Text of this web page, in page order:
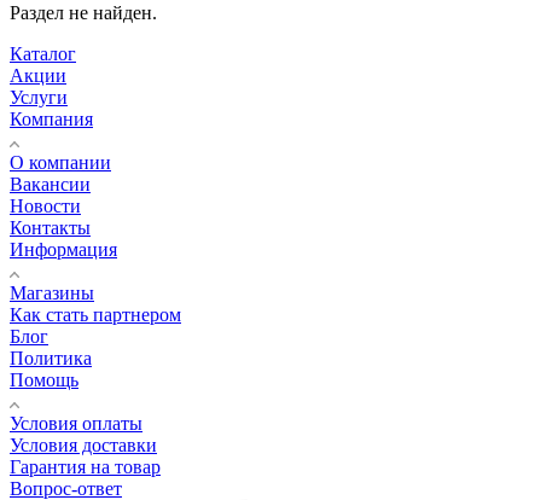
Раздел не найден.
Каталог
Акции
Услуги
Компания
О компании
Вакансии
Новости
Контакты
Информация
Магазины
Как стать партнером
Блог
Политика
Помощь
Условия оплаты
Условия доставки
Гарантия на товар
Вопрос-ответ